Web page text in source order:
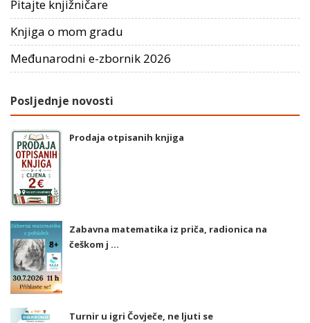
Pitajte knjižničare
Knjiga o mom gradu
Međunarodni e-zbornik 2026
Posljednje novosti
Prodaja otpisanih knjiga
Zabavna matematika iz priča, radionica na
češkom j ...
Turnir u igri Čovječe, ne ljuti se